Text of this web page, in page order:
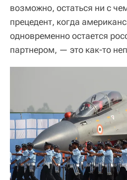
возможно, остаться ни с
прецедент, когда
одновременно остается
партнером, — это как-то